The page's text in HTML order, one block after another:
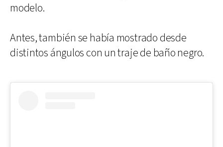
modelo.
Antes, también se había mostrado desde
distintos ángulos con un traje de baño negro.